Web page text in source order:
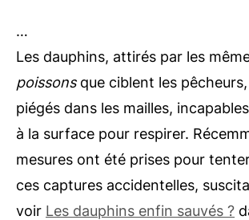
…
Les dauphins, attirés par les
poissonsque ciblent les
piégés dans les mailles,
à la surface pour respirer.
mesures ont été prises pour
ces captures accidentelles,
voir Les dauphins enfin sauvés ?